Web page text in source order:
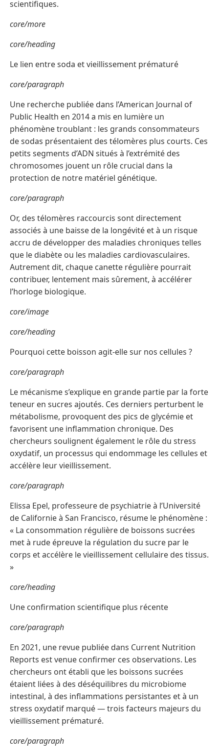
scientifiques.
core/more
core/heading
Le lien entre soda et vieillissement prématuré
core/paragraph
Une recherche publiée dans l’American Journal of
Public Health en 2014 a mis en lumière un
phénomène troublant : les grands consommateurs
de sodas présentaient des télomères plus courts. Ces
petits segments d’ADN situés à l’extrémité des
chromosomes jouent un rôle crucial dans la
protection de notre matériel génétique.
core/paragraph
Or, des télomères raccourcis sont directement
associés à une baisse de la longévité et à un risque
accru de développer des maladies chroniques telles
que le diabète ou les maladies cardiovasculaires.
Autrement dit, chaque canette régulière pourrait
contribuer, lentement mais sûrement, à accélérer
l’horloge biologique.
core/image
core/heading
Pourquoi cette boisson agit-elle sur nos cellules ?
core/paragraph
Le mécanisme s’explique en grande partie par la forte
teneur en sucres ajoutés. Ces derniers perturbent le
métabolisme, provoquent des pics de glycémie et
favorisent une inflammation chronique. Des
chercheurs soulignent également le rôle du stress
oxydatif, un processus qui endommage les cellules et
accélère leur vieillissement.
core/paragraph
Elissa Epel, professeure de psychiatrie à l’Université
de Californie à San Francisco, résume le phénomène :
« La consommation régulière de boissons sucrées
met à rude épreuve la régulation du sucre par le
corps et accélère le vieillissement cellulaire des tissus.
»
core/heading
Une confirmation scientifique plus récente
core/paragraph
En 2021, une revue publiée dans Current Nutrition
Reports est venue confirmer ces observations. Les
chercheurs ont établi que les boissons sucrées
étaient liées à des déséquilibres du microbiome
intestinal, à des inflammations persistantes et à un
stress oxydatif marqué — trois facteurs majeurs du
vieillissement prématuré.
core/paragraph